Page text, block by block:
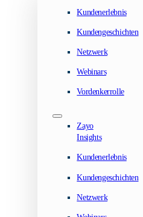
Kundenerlebnis
Kundengeschichten
Netzwerk
Webinars
Vordenkerrolle
Zayo
Insights
Kundenerlebnis
Kundengeschichten
Netzwerk